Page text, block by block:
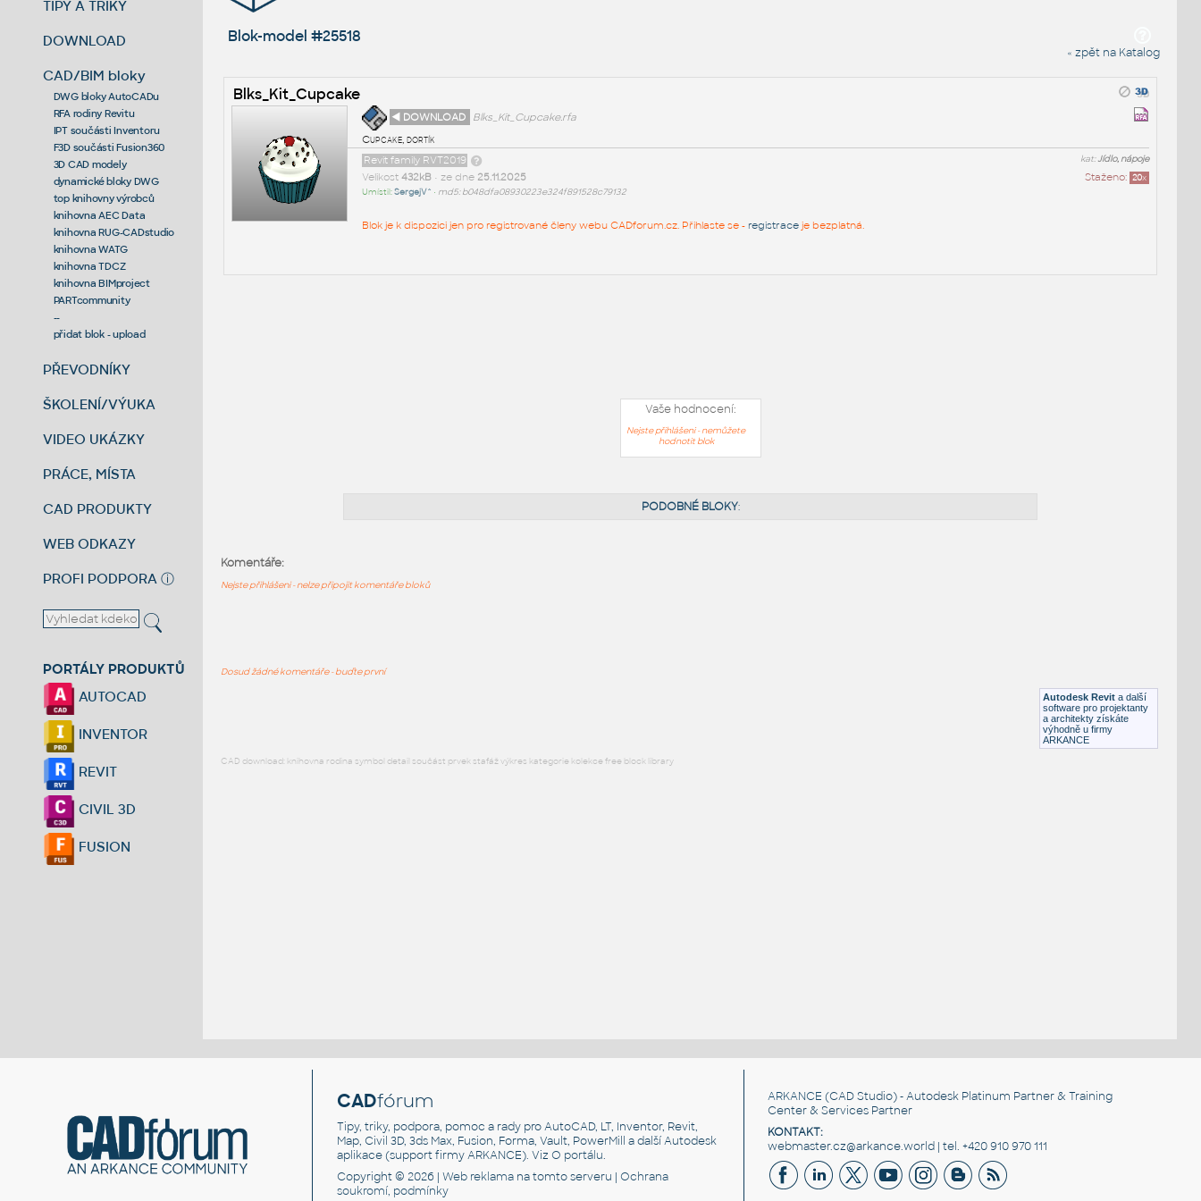
TIPY A TRIKY
DOWNLOAD
CAD/BIM bloky
DWG bloky AutoCADu
RFA rodiny Revitu
IPT součásti Inventoru
F3D součásti Fusion360
3D CAD modely
dynamické bloky DWG
top knihovny výrobců
knihovna AEC Data
knihovna RUG-CADstudio
knihovna WATG
knihovna TDCZ
knihovna BIMproject
PARTcommunity
--
přidat blok - upload
PŘEVODNÍKY
ŠKOLENÍ/VÝUKA
VIDEO UKÁZKY
PRÁCE, MÍSTA
CAD PRODUKTY
WEB ODKAZY
PROFI PODPORA ⓘ
PORTÁLY PRODUKTŮ
AUTOCAD
INVENTOR
REVIT
CIVIL 3D
FUSION
Blok-model #25518
« zpět na Katalog
Blks_Kit_Cupcake
◄ DOWNLOAD
Blks_Kit_Cupcake.rfa
Cupcake, dortík
kat:Jídlo, nápoje
Revit family RVT2019
Staženo: 20x
Velikost 432kB• ze dne 25.11.2025
Umístil:SergejV^ • md5: b048dfa08930223e324f891528c79132
Blok je k dispozici jen pro registrované členy webu CADforum.cz. Přihlaste se - registraceje bezplatná.
Vaše hodnocení:
Nejste přihlášeni - nemůžete
hodnotit blok
Autodesk Revit a další
software pro projektanty
a architekty získáte
výhodně u firmy
ARKANCE
Komentáře:
Nejste přihlášeni - nelze připojit komentáře bloků
Dosud žádné komentáře - buďte první
CAD download: knihovna rodina symbol detail součást prvek stafáž výkres kategorie kolekce free block library
CADfórum
Tipy, triky, podpora, pomoc a rady pro AutoCAD, LT, Inventor, Revit,
Map, Civil 3D, 3ds Max, Fusion, Forma, Vault, PowerMill a další Autodesk
aplikace (support firmy ARKANCE). VizO portálu.
Copyright © 2026 |Web reklama na tomto serveru |Ochrana
soukromí, podmínky
ARKANCE (CAD Studio) - Autodesk Platinum Partner & Training
Center & Services Partner
KONTAKT:
webmaster.cz@arkance.world | tel. +420 910 970 111